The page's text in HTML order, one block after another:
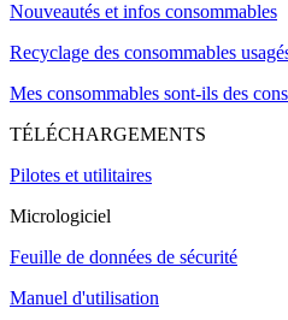
Nouveautés et infos consommables
Recyclage des consommables
Mes consommables sont-ils des
TÉLÉCHARGEMENTS
Pilotes et utilitaires
Micrologiciel
Feuille de données de sécurité
Manuel d'utilisation